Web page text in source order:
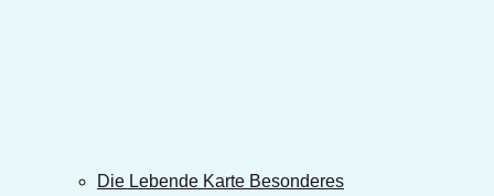
Die Lebende Karte Besonderes